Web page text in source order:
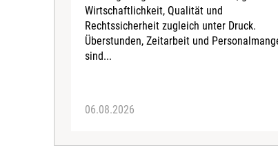
Wirtschaftlichkeit, Qualität und
Rechtssicherheit zugleich unter Druck.
Überstunden, Zeitarbeit und
sind...
06.08.2026